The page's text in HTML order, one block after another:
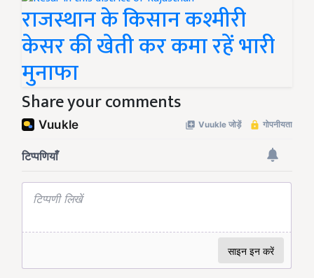
राजस्थान के किसान कश्मीरी
केसर की खेती कर कमा रहें भारी
मुनाफा
Share your comments